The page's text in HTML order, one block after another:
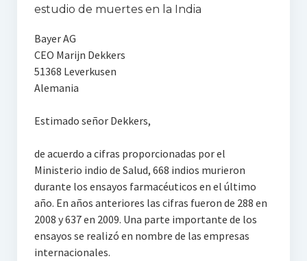
estudio de muertes en la India
Bayer AG
CEO Marijn Dekkers
51368 Leverkusen
Alemania
Estimado señor Dekkers,
de acuerdo a cifras proporcionadas por el
Ministerio indio de Salud, 668 indios murieron
durante los ensayos farmacéuticos en el último
año. En años anteriores las cifras fueron de 288 en
2008 y 637 en 2009. Una parte importante de los
ensayos se realizó en nombre de las empresas
internacionales.